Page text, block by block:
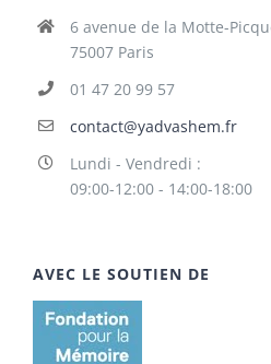
6 avenue de la Motte-
75007 Paris
01 47 20 99 57
contact@yadvashem.fr
Lundi - Vendredi :
09:00-12:00 - 14:00-18:00
AVEC LE SOUTIEN DE